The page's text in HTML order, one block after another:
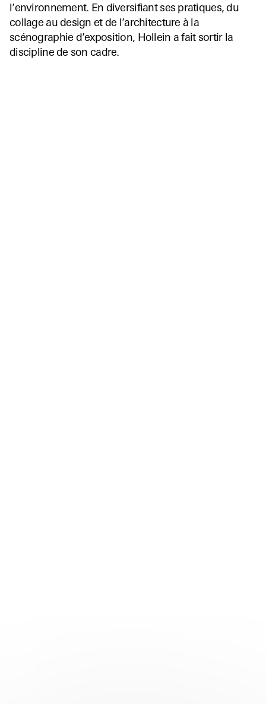
l’environnement. En diversifiant ses pratiques, du
collage au design et de l’architecture à la
scénographie d’exposition, Hollein a fait sortir la
discipline de son cadre.